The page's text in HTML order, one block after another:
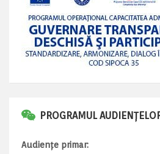
PROGRAMUL
Audiențe primar: